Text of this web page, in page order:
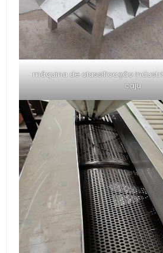
máquina de classificação
caju